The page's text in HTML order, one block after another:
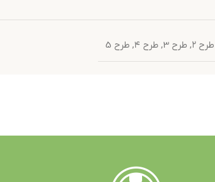
طرح ۲ , طرح 3 , طرح ۴ , طرح 5